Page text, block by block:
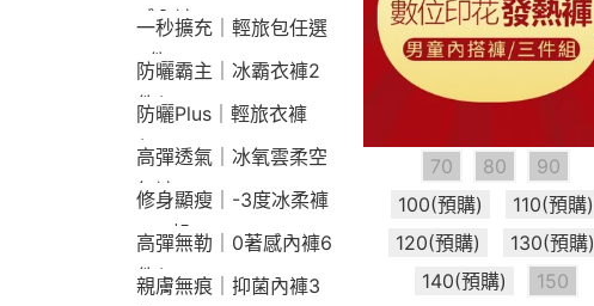
感內褲
一秒擴充｜輕旅包任選
2件2190
防曬霸主｜冰霸衣褲2
件$1790
防曬Plus｜輕旅衣褲
$2190
高彈透氣｜冰氧雲柔空
氣褲
修身顯瘦｜-3度冰柔褲
790起
高彈無勒｜0著感內褲6
件$1290
親膚無痕｜抑菌內褲3
70 80
90
100(預購)
110(預購)
120(預購)
130(預購)
140(預購)
150